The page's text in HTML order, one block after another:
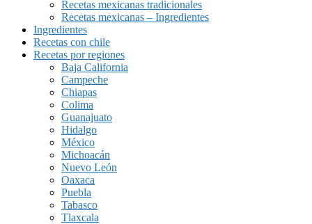
Recetas mexicanas tradicionales
Recetas mexicanas – Ingredientes
Ingredientes
Recetas con chile
Recetas por regiones
Baja California
Campeche
Chiapas
Colima
Guanajuato
Hidalgo
México
Michoacán
Nuevo León
Oaxaca
Puebla
Tabasco
Tlaxcala